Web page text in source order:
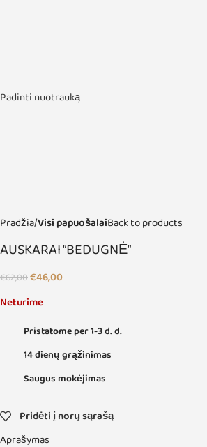
Padinti nuotrauką
Pradžia Visi papuošalaiBack to products
AUSKARAI “BEDUGNĖ”
€62,00€46,00
Neturime
Pristatome per 1-3 d. d.
14 dienų grąžinimas
Saugus mokėjimas
Pridėti į norų sąrašą
Aprašymas